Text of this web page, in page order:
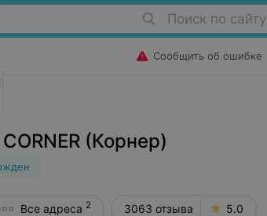
Поиск по сайту
Сообщить об ошибке
(Корнер)
Все адреса 2 3063 отзыва 5.0